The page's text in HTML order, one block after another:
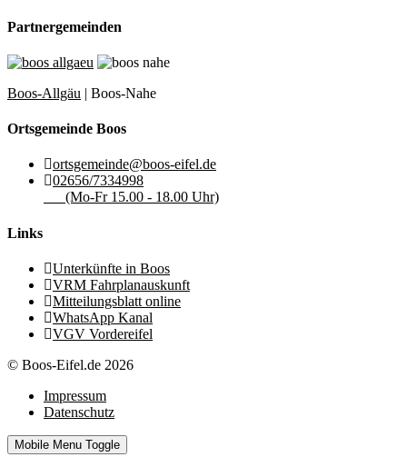
Partnergemeinden
Boos-Allgäu | Boos-Nahe
Ortsgemeinde Boos
ortsgemeinde@boos-eifel.de
02656/7334998
(Mo-Fr 15.00 - 18.00 Uhr)
Links
Unterkünfte in Boos
VRM Fahrplanauskunft
Mitteilungsblatt online
WhatsApp Kanal
VGV Vordereifel
© Boos-Eifel.de 2026
Impressum
Datenschutz
Mobile Menu Toggle